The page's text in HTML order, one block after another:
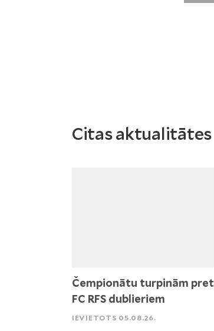
Citas aktualitātes
Čempionātu turpinām pret
FC RFS dublieriem
IEVIETOTS 05.08.26.